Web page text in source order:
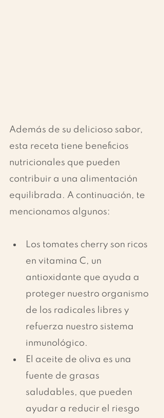
Además de su delicioso sabor,
esta receta tiene beneficios
nutricionales que pueden
contribuir a una alimentación
equilibrada. A continuación, te
mencionamos algunos:
Los tomates cherry son ricos
en vitamina C, un
antioxidante que ayuda a
proteger nuestro organismo
de los radicales libres y
refuerza nuestro sistema
inmunológico.
El aceite de oliva es una
fuente de grasas
saludables, que pueden
ayudar a reducir el riesgo